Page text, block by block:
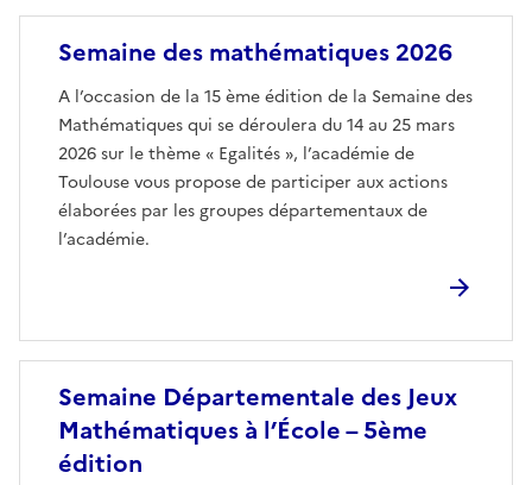
Semaine des mathématiques 2026
A l’occasion de la 15 ème édition de la Semaine des
Mathématiques qui se déroulera du 14 au 25 mars
2026 sur le thème « Egalités », l’académie de
Toulouse vous propose de participer aux actions
élaborées par les groupes départementaux de
l’académie.
Semaine Départementale des Jeux
Mathématiques à l’École – 5ème
édition